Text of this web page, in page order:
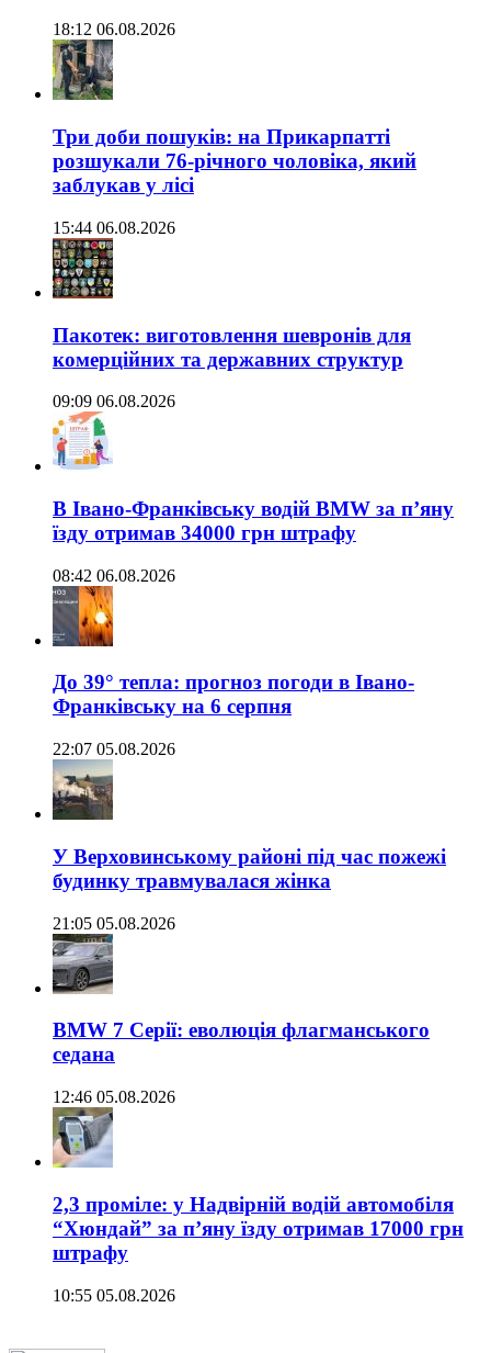
18:12 06.08.2026
Три доби пошуків: на Прикарпатті
розшукали 76-річного чоловіка, який
заблукав у лісі
15:44 06.08.2026
Пакотек: виготовлення шевронів для
комерційних та державних структур
09:09 06.08.2026
В Івано-Франківську водій BMW за п’яну
їзду отримав 34000 грн штрафу
08:42 06.08.2026
До 39° тепла: прогноз погоди в Івано-
Франківську на 6 серпня
22:07 05.08.2026
У Верховинському районі під час пожежі
будинку травмувалася жінка
21:05 05.08.2026
BMW 7 Серії: еволюція флагманського
седана
12:46 05.08.2026
2,3 проміле: у Надвірній водій автомобіля
“Хюндай” за п’яну їзду отримав 17000 грн
штрафу
10:55 05.08.2026